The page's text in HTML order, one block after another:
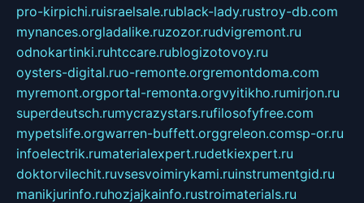
pro-kirpichi.ruisraelsale.rublack-lady.rustroy-db.com
mynances.orgladalike.ruzozor.rudvigremont.ru
odnokartinki.ruhtccare.rublogizotovoy.ru
oysters-digital.ruo-remonte.orgremontdoma.com
myremont.orgportal-remonta.orgvyitikho.rumirjon.ru
superdeutsch.rumycrazystars.rufilosofyfree.com
mypetslife.orgwarren-buffett.orggreleon.comsp-or.ru
infoelectrik.rumaterialexpert.rudetkiexpert.ru
doktorvilechit.ruvsesvoimirykami.ruinstrumentgid.ru
manikjurinfo.ruhozjajkainfo.rustroimaterials.ru